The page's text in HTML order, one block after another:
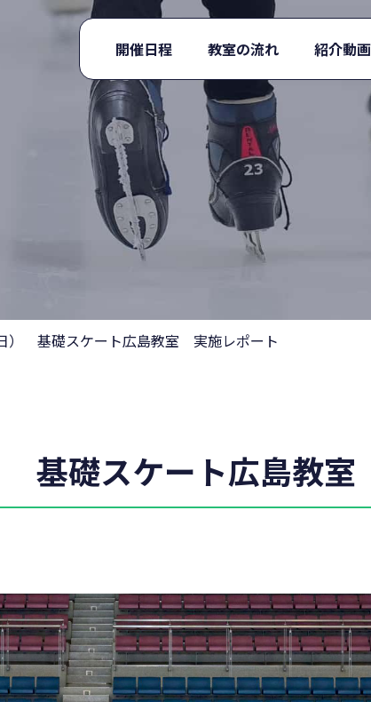
開催日程 教室の流れ 紹介動画
） 基礎スケート広島教室 実施レポート
基礎スケート広島教